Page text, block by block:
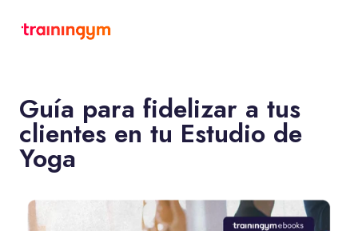
Guía para fidelizar a tus
clientes en tu Estudio de
Yoga